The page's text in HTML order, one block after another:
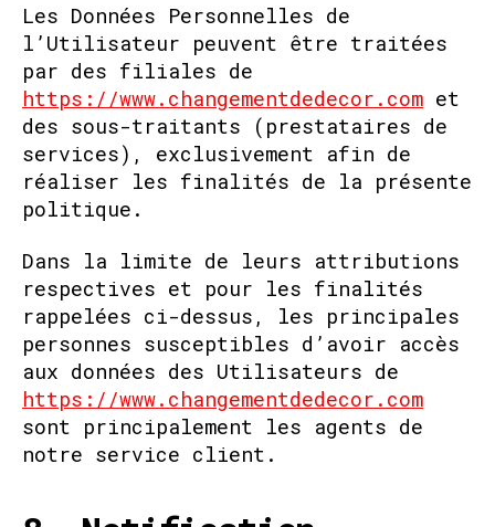
Les Données Personnelles de
l’Utilisateur peuvent être traitées
par des filiales de
https://www.changementdedecor.com et
des sous-traitants (prestataires de
services), exclusivement afin de
réaliser les finalités de la présente
politique.
Dans la limite de leurs attributions
respectives et pour les finalités
rappelées ci-dessus, les principales
personnes susceptibles d’avoir accès
aux données des Utilisateurs de
https://www.changementdedecor.com
sont principalement les agents de
notre service client.